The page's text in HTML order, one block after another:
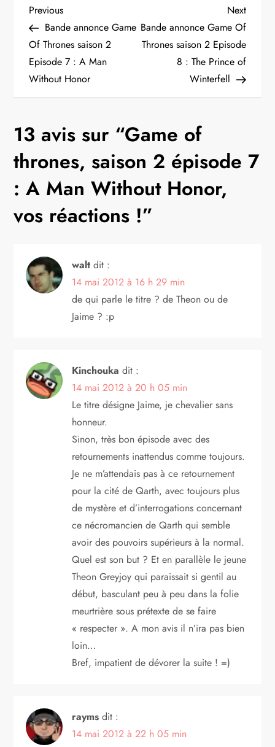
N
a
v
g
a
t
i
n
l
’
Previous
Post
Previous
Bande annonce Game
Of Thrones saison 2
Episode 7 : A Man
Without Honor
Next
Post
Next
Bande annonce Game Of
Thrones saison 2 Episode
8 : The Prince of
Winterfell
13 avis sur “Game of
thrones, saison 2 épisode 7
: A Man Without Honor,
vos réactions !”
walt dit :
14 mai 2012 à 16 h 29 min
de qui parle le titre ? de Theon ou de
Jaime ? :p
Kinchouka dit :
14 mai 2012 à 20 h 05 min
Le titre désigne Jaime, je chevalier sans
honneur.
Sinon, très bon épisode avec des
retournements inattendus comme toujours.
Je ne m’attendais pas à ce retournement
pour la cité de Qarth, avec toujours plus
de mystère et d’interrogations concernant
ce nécromancien de Qarth qui semble
avoir des pouvoirs supérieurs à la normal.
Quel est son but ? Et en parallèle le jeune
Theon Greyjoy qui paraissait si gentil au
début, basculant peu à peu dans la folie
meurtrière sous prétexte de se faire
« respecter ». A mon avis il n’ira pas bien
loin…
Bref, impatient de dévorer la suite ! =)
rayms dit :
14 mai 2012 à 22 h 05 min